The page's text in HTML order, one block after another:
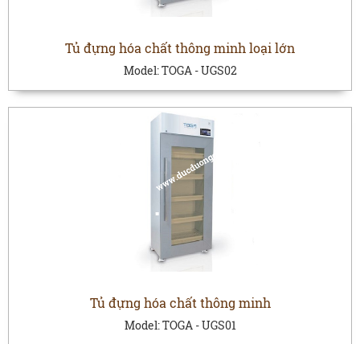
Tủ đựng hóa chất thông minh loại lớn
Model:TOGA - UGS02
Tủ đựng hóa chất thông minh
Model:TOGA - UGS01